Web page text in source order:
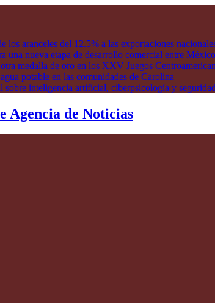
aranceles del 12.5% a las exportaciones
una nueva etapa de desarrollo comercial entre
medalla de oro en los XXV Juegos
potable en las comunidades de Carolina
inteligencia artificial, ciberpsicología y
Agencia de Noticias